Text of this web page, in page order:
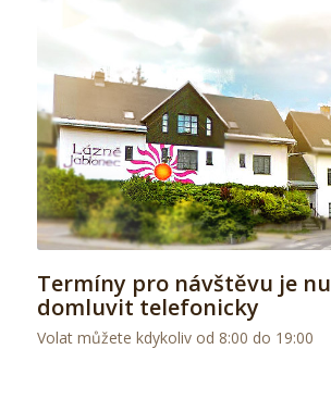
Termíny pro návštěvu je
domluvit telefonicky
Volat můžete kdykoliv od 8:00 do 19:00